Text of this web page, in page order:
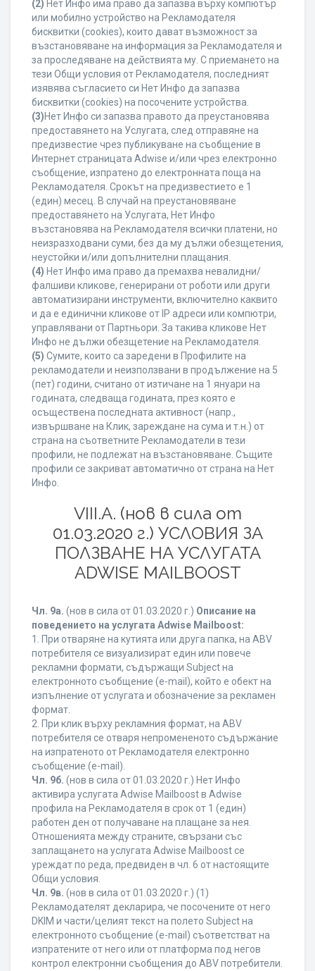
(2) Нет Инфо има право да запазва върху компютър
или мобилно устройство на Рекламодателя
бисквитки (cookies), които дават възможност за
възстановяване на информация за Рекламодателя и
за проследяване на действията му. С приемането на
тези Общи условия от Рекламодателя, последният
изявява съгласието си Нет Инфо да запазва
бисквитки (cookies) на посочените устройства.
(3)Нет Инфо си запазва правото да преустановява
предоставянето на Услугата, след отправяне на
предизвестие чрез публикуване на съобщение в
Интернет страницата Adwise и/или чрез електронно
съобщение, изпратено до електронната поща на
Рекламодателя. Срокът на предизвестието е 1
(един) месец. В случай на преустановяване
предоставянето на Услугата, Нет Инфо
възстановява на Рекламодателя всички платени, но
неизразходвани суми, без да му дължи обезщетения,
неустойки и/или допълнителни плащания.
(4) Нет Инфо има право да премахва невалидни/
фалшиви кликове, генерирани от роботи или други
автоматизирани инструменти, включително каквито
и да е единични кликове от IP адреси или компютри,
управлявани от Партньори. За такива кликове Нет
Инфо не дължи обезщетение на Рекламодателя.
(5) Сумите, които са заредени в Профилите на
рекламодатели и неизползвани в продължение на 5
(пет) години, считано от изтичане на 1 януари на
годината, следваща годината, през която е
осъществена последната активност (напр.,
извършване на Клик, зареждане на сума и т.н.) от
страна на съответните Рекламодатели в тези
профили, не подлежат на възстановяване. Същите
профили се закриват автоматично от страна на Нет
Инфо.
VIII.A. (нов в сила от
01.03.2020 г.) УСЛОВИЯ ЗА
ПОЛЗВАНЕ НА УСЛУГАТА
ADWISE MAILBOOST
Чл. 9а. (нов в сила от 01.03.2020 г.) Описание на
поведението на услугата Adwise Mailboost:
1. При отваряне на кутията или друга папка, на ABV
потребителя се визуализират един или повече
рекламни формати, съдържащи Subject на
електронното съобщение (e-mail), който е обект на
изпълнение от услугата и обозначение за рекламен
формат.
2. При клик върху рекламния формат, на ABV
потребителя се отваря непромененото съдържание
на изпратеното от Рекламодателя електронно
съобщение (e-mail).
Чл. 9б. (нов в сила от 01.03.2020 г.) Нет Инфо
активира услугата Adwise Mailboost в Adwise
профила на Рекламодателя в срок от 1 (един)
работен ден от получаване на плащане за нея.
Отношенията между страните, свързани със
заплащането на услугата Adwise Mailboost се
уреждат по реда, предвиден в чл. 6 от настоящите
Общи условия.
Чл. 9в. (нов в сила от 01.03.2020 г.) (1)
Рекламодателят декларира, че посочените от него
DKIM и части/целият текст на полето Subject на
електронното съобщение (e-mail) съответстват на
изпратените от него или от платформа под негов
контрол електронни съобщения до ABV потребители.